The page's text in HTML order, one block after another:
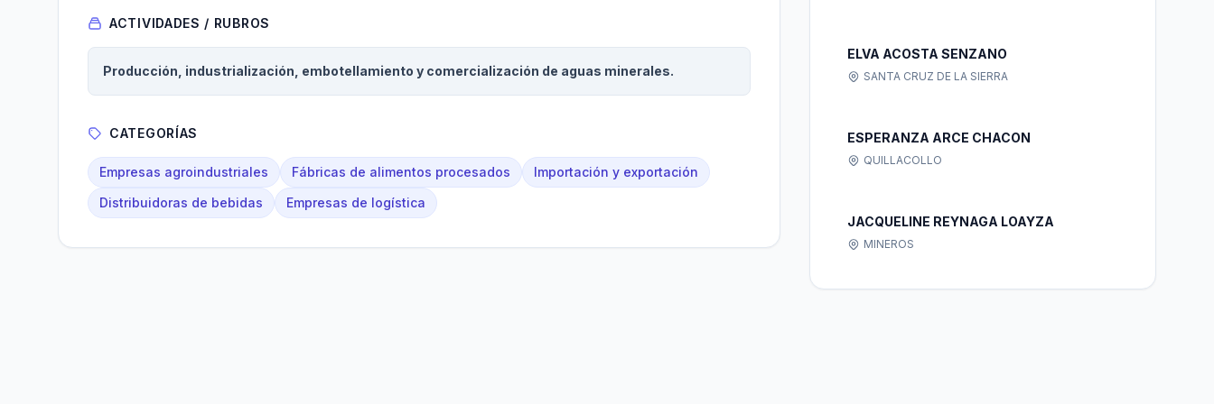
ACTIVIDADES / RUBROS
Producción, industrialización, embotellamiento y comercialización de aguas minerales.
CATEGORÍAS
Empresas agroindustriales Fábricas de alimentos procesados
Importación y exportación
Distribuidoras de bebidas
Empresas de logística
ELVA ACOSTA SENZANO
SANTA CRUZ DE LA SIERRA
ESPERANZA ARCE CHACON
QUILLACOLLO
JACQUELINE REYNAGA LOAYZA
MINEROS